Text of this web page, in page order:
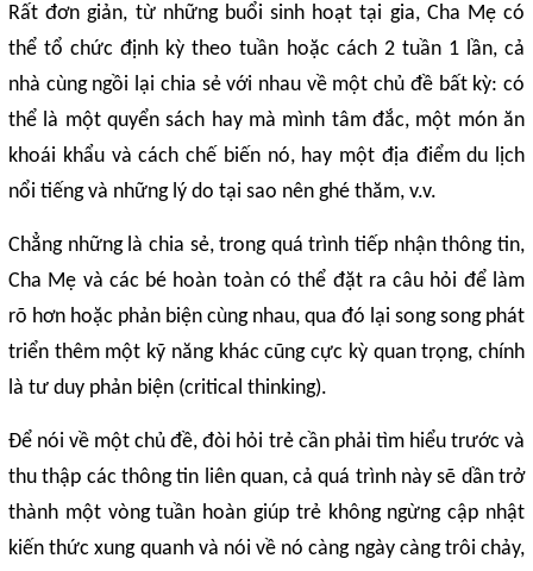
Rất đơn giản, từ những buổi sinh hoạt tại gia, Cha Mẹ có
thể tổ chức định kỳ theo tuần hoặc cách 2 tuần 1 lần, cả
nhà cùng ngồi lại chia sẻ với nhau về một chủ đề bất kỳ: có
thể là một quyển sách hay mà mình tâm đắc, một món ăn
khoái khẩu và cách chế biến nó, hay một địa điểm du lịch
nổi tiếng và những lý do tại sao nên ghé thăm, v.v.
Chẳng những là chia sẻ, trong quá trình tiếp nhận thông tin,
Cha Mẹ và các bé hoàn toàn có thể đặt ra câu hỏi để làm
rõ hơn hoặc phản biện cùng nhau, qua đó lại song song phát
triển thêm một kỹ năng khác cũng cực kỳ quan trọng, chính
là tư duy phản biện (critical thinking).
Để nói về một chủ đề, đòi hỏi trẻ cần phải tìm hiểu trước và
thu thập các thông tin liên quan, cả quá trình này sẽ dần trở
thành một vòng tuần hoàn giúp trẻ không ngừng cập nhật
kiến thức xung quanh và nói về nó càng ngày càng trôi chảy,